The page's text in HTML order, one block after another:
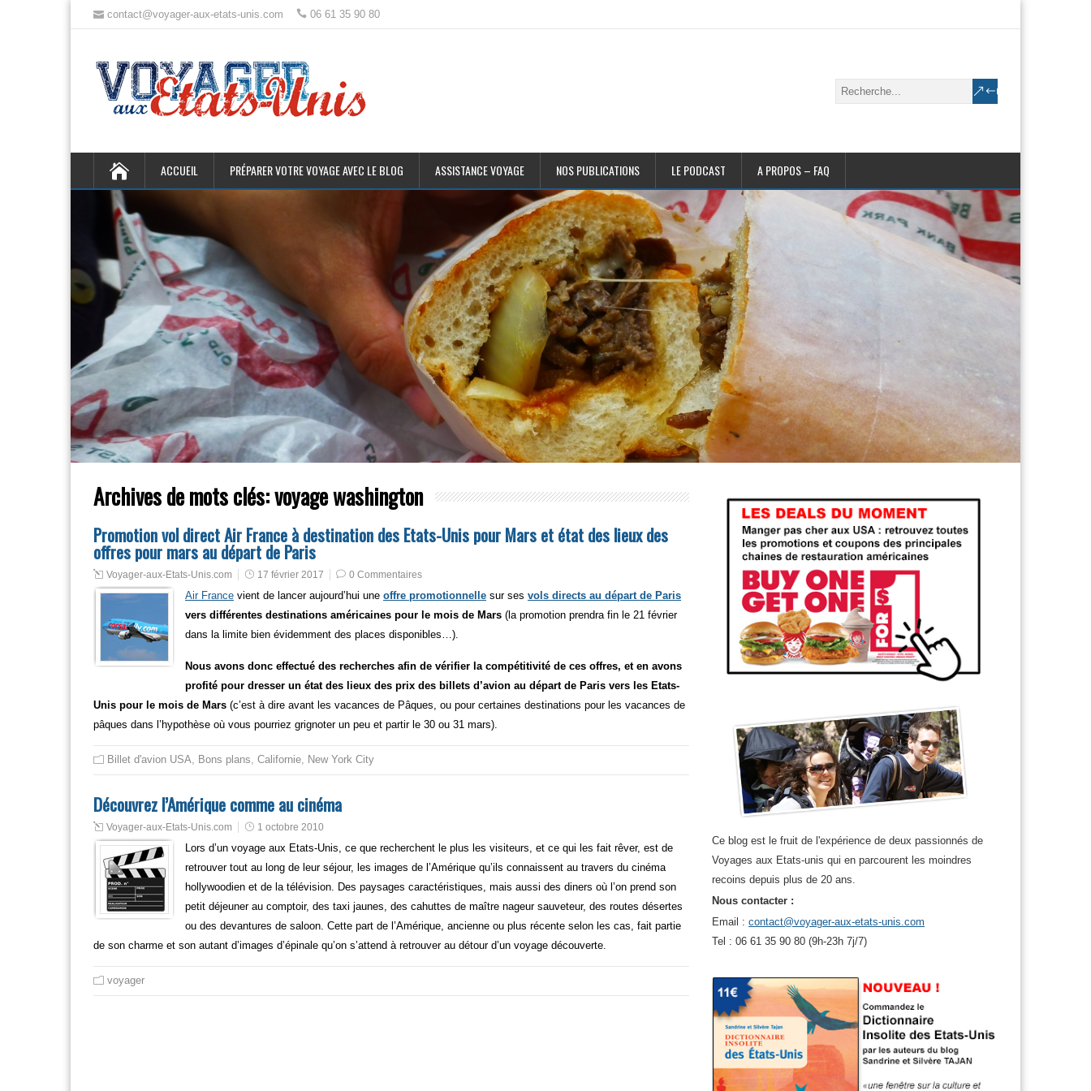
contact@voyager-aux-etats-unis.com 06 61 35 90 80
ACCUEIL PRÉPARER VOTRE VOYAGE AVEC LE BLOG ASSISTANCE VOYAGE NOS PUBLICATIONS LE PODCAST A PROPOS – FAQ
Archives de mots clés:voyage washington
Promotion vol direct Air France à destination des Etats-Unis pour Mars et état des lieux des
offres pour mars au départ de Paris
Voyager-aux-Etats-Unis.com 17 février 2017 0 Commentaires
Air France vient de lancer aujourd’hui une offre promotionnelle sur ses vols directs au départ de Paris
vers différentes destinations américaines pour le mois de Mars (la promotion prendra fin le 21 février
dans la limite bien évidemment des places disponibles…).
Nous avons donc effectué des recherches afin de vérifier la compétitivité de ces offres, et en avons
profité pour dresser un état des lieux des prix des billets d’avion au départ de Paris vers les Etats-
Unis pour le mois de Mars (c’est à dire avant les vacances de Pâques, ou pour certaines destinations pour les vacances de
pâques dans l’hypothèse où vous pourriez grignoter un peu et partir le 30 ou 31 mars).
Billet d'avion USA, Bons plans, Californie, New York City
Découvrez l’Amérique comme au cinéma
Voyager-aux-Etats-Unis.com 1 octobre 2010
Lors d’un voyage aux Etats-Unis, ce que recherchent le plus les visiteurs, et ce qui les fait rêver, est de
retrouver tout au long de leur séjour, les images de l’Amérique qu’ils connaissent au travers du cinéma
hollywoodien et de la télévision. Des paysages caractéristiques, mais aussi des diners où l’on prend son
petit déjeuner au comptoir, des taxi jaunes, des cahuttes de maître nageur sauveteur, des routes désertes
ou des devantures de saloon. Cette part de l’Amérique, ancienne ou plus récente selon les cas, fait partie
de son charme et son autant d’images d’épinale qu’on s’attend à retrouver au détour d’un voyage découverte.
voyager
Ce blog est le fruit de l'expérience de deux passionnés de
Voyages aux Etats-unis qui en parcourent les moindres
recoins depuis plus de 20 ans.
Nous contacter :
Email : contact@voyager-aux-etats-unis.com
Tel : 06 61 35 90 80 (9h-23h 7j/7)